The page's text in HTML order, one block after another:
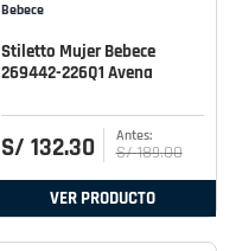
Bebece
Stiletto Mujer Bebece
269442-226Q1 Avena
S/ 132.30 S/ 189.00
VER PRODUCTO